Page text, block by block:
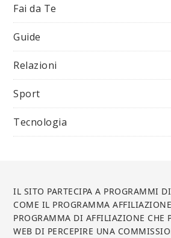
Fai da Te
Guide
Relazioni
Sport
Tecnologia
IL SITO PARTECIPA A PROGRAMMI
COME IL PROGRAMMA
PROGRAMMA DI AFFILIAZIONE CHE
WEB DI PERCEPIRE UNA